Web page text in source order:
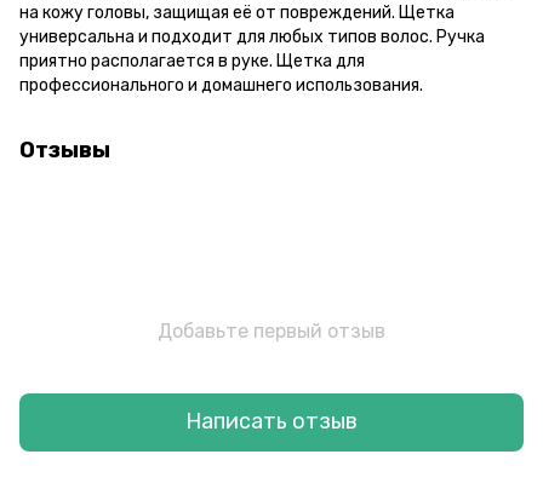
на кожу головы, защищая её от повреждений. Щетка
универсальна и подходит для любых типов волос. Ручка
приятно располагается в руке. Щетка для
профессионального и домашнего использования.
Отзывы
Добавьте первый отзыв
Написать отзыв